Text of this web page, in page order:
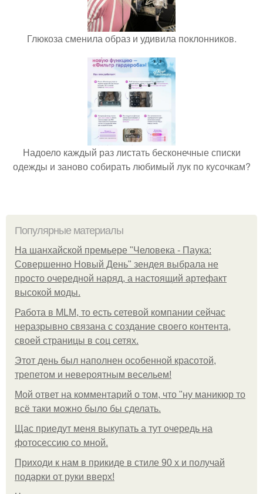
Глюкоза сменила образ и удивила поклонников.
Надоело каждый раз листать бесконечные списки
одежды и заново собирать любимый лук по кусочкам?
Популярные материалы
На шанхайской премьере "Человека - Паука:
Совершенно Новый День" зендея выбрала не
просто очередной наряд, а настоящий артефакт
высокой моды.
Работа в MLM, то есть сетевой компании сейчас
неразрывно связана с создание своего контента,
своей страницы в соц сетях.
Этот день был наполнен особенной красотой,
трепетом и невероятным весельем!
Мой ответ на комментарий о том, что "ну маникюр то
всё таки можно было бы сделать.
Щас приедут меня выкупать а тут очередь на
фотосессию со мной.
Приходи к нам в прикиде в стиле 90 х и получай
подарки от руки вверх!